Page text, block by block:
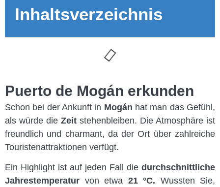
Inhaltsverzeichnis
Puerto de Mogán erkunden
Schon bei der Ankunft in Mogán hat man das Gefühl,
als würde die Zeit stehenbleiben. Die Atmosphäre ist
freundlich und charmant, da der Ort über zahlreiche
Touristenattraktionen verfügt.
Ein Highlight ist auf jeden Fall die durchschnittliche
Jahrestemperatur von etwa 21 °C. Wussten Sie,